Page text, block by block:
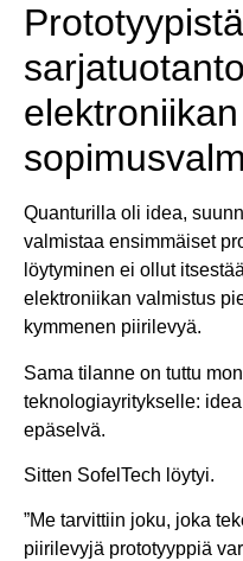
Prototyypistä
elektroniikan
Quanturilla oli idea,
valmistaa ensimmäiset
löytyminen ei ollut
elektroniikan valmistus
kymmenen piirilevyä.
Sama tilanne on tuttu
teknologiayritykselle:
epäselvä.
Sitten SofelTech löytyi.
”Me tarvittiin joku, joka
piirilevyjä prototyyppiä